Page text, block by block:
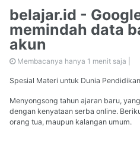
belajar.id -
memindah data
akun
Membacanya hanya 1 menit saja |
Spesial Materi untuk Dunia
Menyongsong tahun ajaran baru,
dengan kenyataan serba online.
orang tua, maupun kalangan umum.